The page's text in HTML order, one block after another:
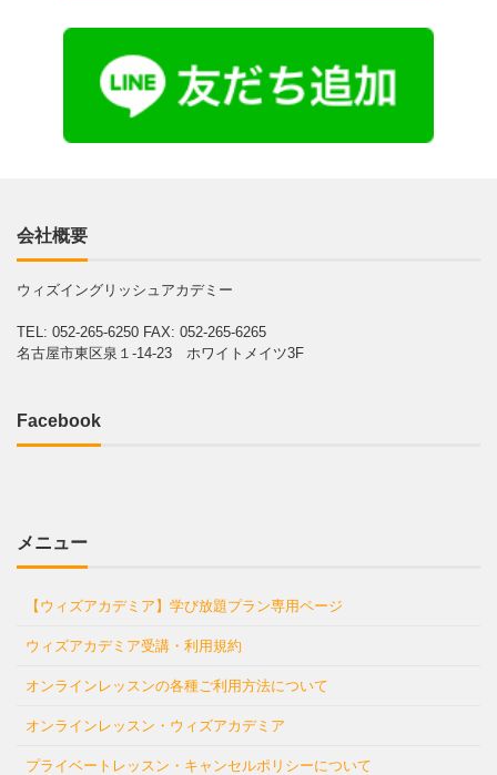
会社概要
ウィズイングリッシュアカデミー
TEL: 052-265-6250 FAX: 052-265-6265
名古屋市東区泉１-14-23 ホワイトメイツ3F
Facebook
メニュー
【ウィズアカデミア】学び放題プラン専用ページ
ウィズアカデミア受講・利用規約
オンラインレッスンの各種ご利用方法について
オンラインレッスン・ウィズアカデミア
プライベートレッスン・キャンセルポリシーについて